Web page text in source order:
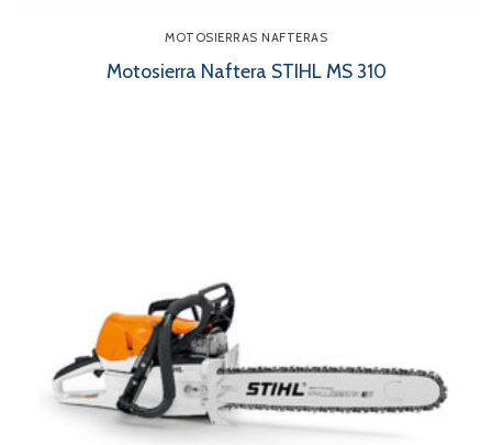
MOTOSIERRAS NAFTERAS
Motosierra Naftera STIHL MS 310